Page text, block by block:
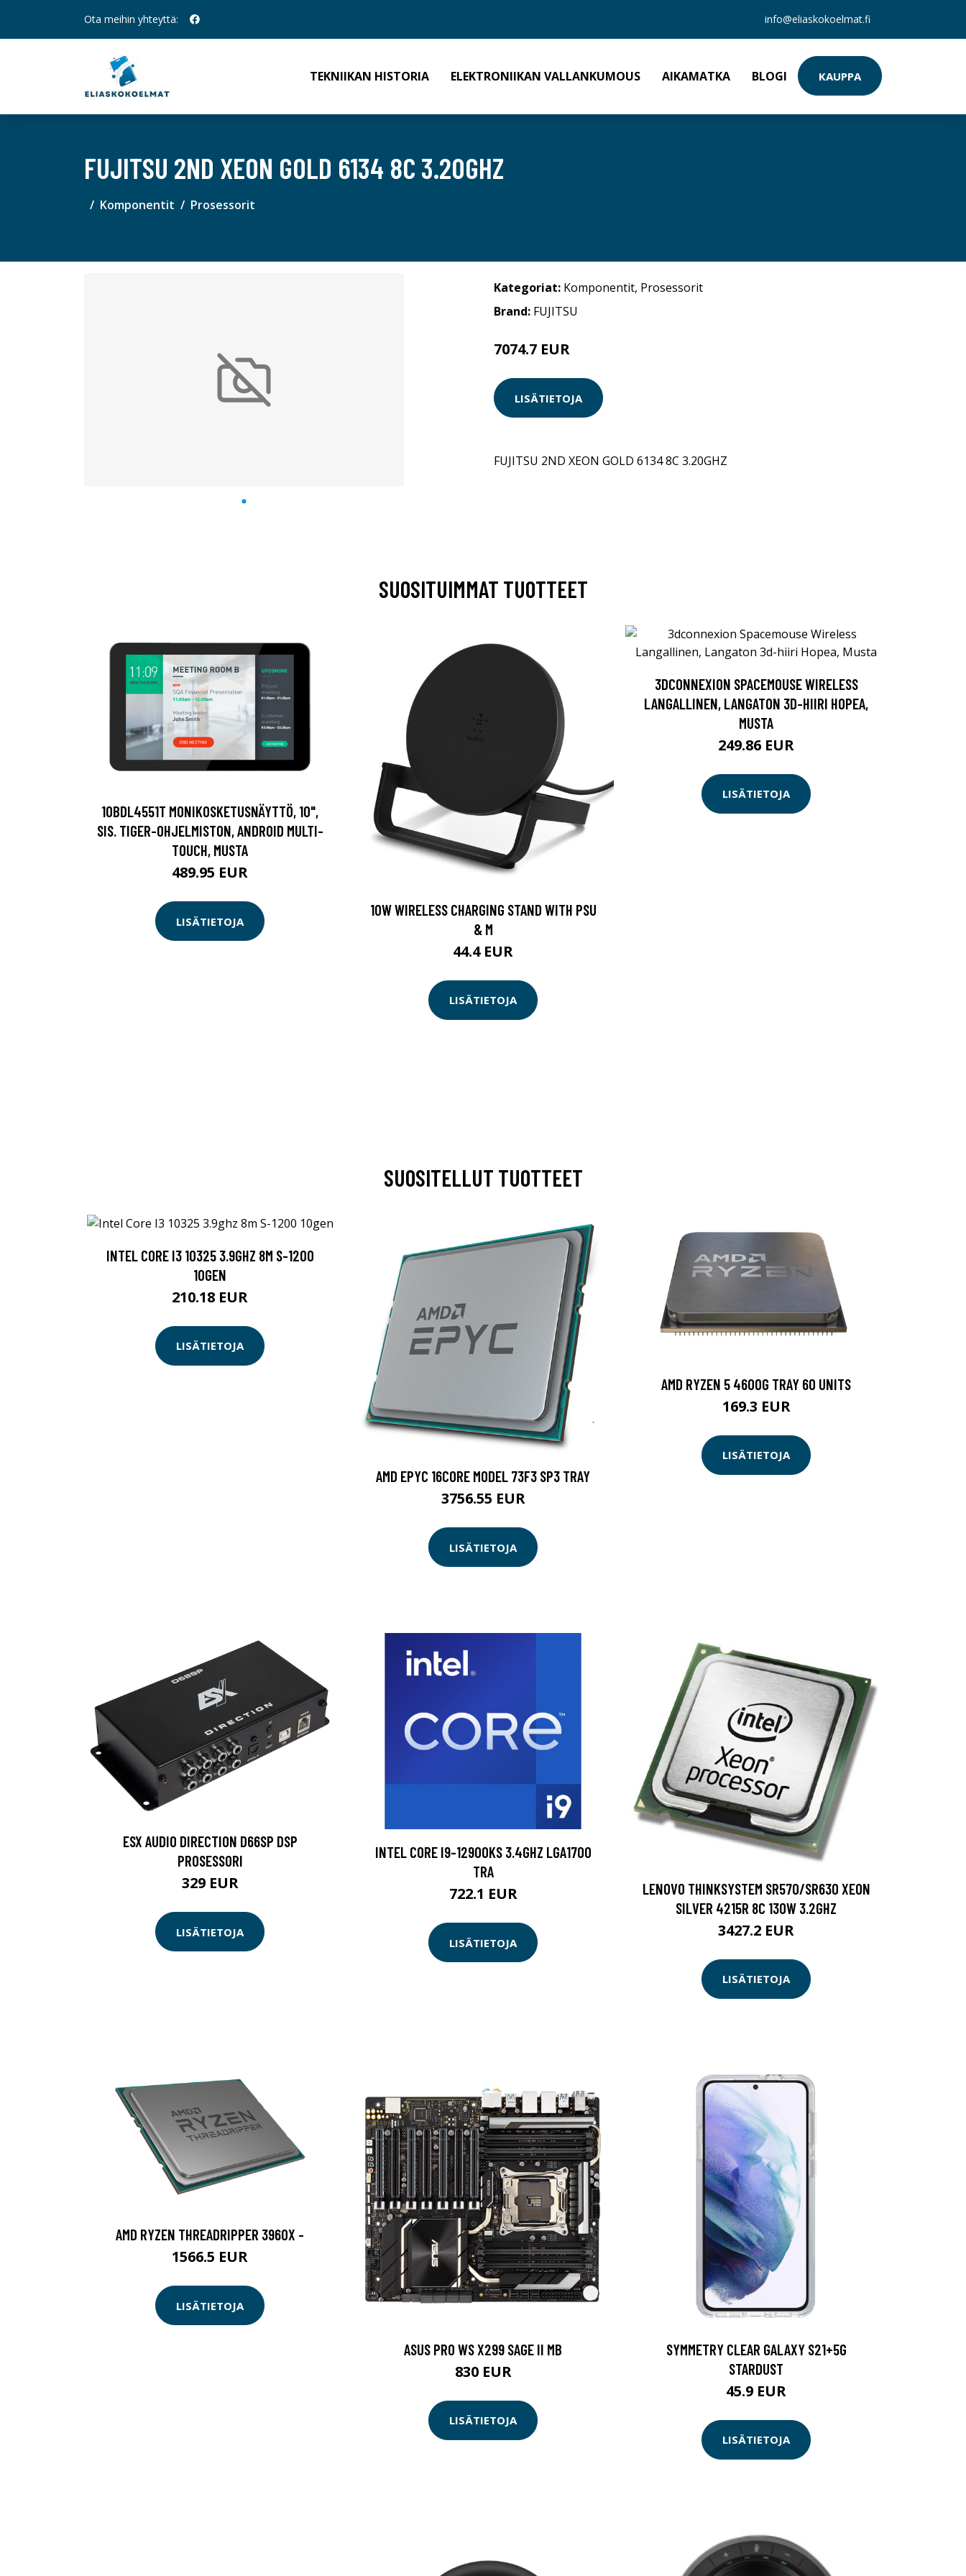
Ota meihin yhteyttä: info@eliaskokoelmat.fi
TEKNIIKAN HISTORIA ELEKTRONIIKAN VALLANKUMOUS AIKAMATKA BLOGI KAUPPA
FUJITSU 2ND XEON GOLD 6134 8C 3.20GHZ
Komponentit Prosessorit
Kategoriat: Komponentit, Prosessorit
Brand: FUJITSU
7074.7 EUR
LISÄTIETOJA
FUJITSU 2ND XEON GOLD 6134 8C 3.20GHZ
SUOSITUIMMAT TUOTTEET
10BDL4551T MONIKOSKETUSNÄYTTÖ, 10",
SIS. TIGER-OHJELMISTON, ANDROID MULTI-
TOUCH, MUSTA
489.95 EUR
LISÄTIETOJA
10W WIRELESS CHARGING STAND WITH PSU
& M
44.4 EUR
LISÄTIETOJA
3DCONNEXION SPACEMOUSE WIRELESS
LANGALLINEN, LANGATON 3D-HIIRI HOPEA,
MUSTA
249.86 EUR
LISÄTIETOJA
SUOSITELLUT TUOTTEET
INTEL CORE I3 10325 3.9GHZ 8M S-1200
10GEN
210.18 EUR
LISÄTIETOJA
AMD EPYC 16CORE MODEL 73F3 SP3 TRAY
3756.55 EUR
LISÄTIETOJA
AMD RYZEN 5 4600G TRAY 60 UNITS
169.3 EUR
LISÄTIETOJA
ESX AUDIO DIRECTION D66SP DSP
PROSESSORI
329 EUR
LISÄTIETOJA
INTEL CORE I9-12900KS 3.4GHZ LGA1700
TRA
722.1 EUR
LISÄTIETOJA
LENOVO THINKSYSTEM SR570/SR630 XEON
SILVER 4215R 8C 130W 3.2GHZ
3427.2 EUR
LISÄTIETOJA
AMD RYZEN THREADRIPPER 3960X -
1566.5 EUR
LISÄTIETOJA
ASUS PRO WS X299 SAGE II MB
830 EUR
LISÄTIETOJA
SYMMETRY CLEAR GALAXY S21+5G
STARDUST
45.9 EUR
LISÄTIETOJA